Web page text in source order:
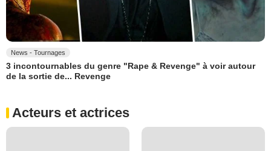
News - Tournages
3 incontournables du genre "Rape & Revenge" à voir autour
de la sortie de... Revenge
Acteurs et actrices